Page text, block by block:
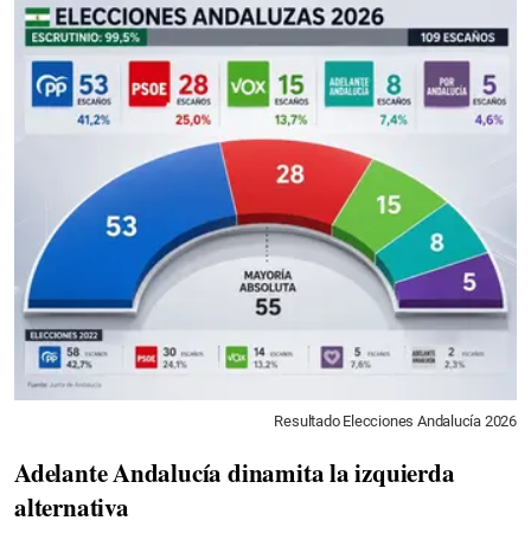
Resultado Elecciones Andalucía 2026
Adelante Andalucía dinamita la izquierda
alternativa